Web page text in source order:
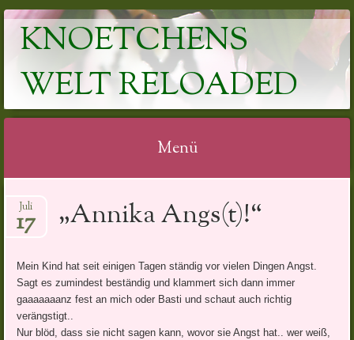
KNOETCHENS
WELT RELOADED
Menü
zum
Inhalt
„Annika Angs(t)!“
Juli
17
Mein Kind hat seit einigen Tagen ständig vor vielen Dingen Angst.
Sagt es zumindest beständig und klammert sich dann immer
gaaaaaaanz fest an mich oder Basti und schaut auch richtig
verängstigt..
Nur blöd, dass sie nicht sagen kann, wovor sie Angst hat.. wer weiß,